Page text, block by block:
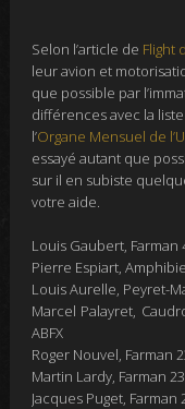
Selon l’article de Flight
leur avion et
que possible par
différences avec la
l’Organe Mensuel de
essayé autant que
sur il en subiste
votre aide.
Louis Gaubert, Farman
Pierre Espiart,
Louis Aurelle, Peyret-
Marcel Palayret,
ABFX
Roger Nouvel, Farman
Martin Lardy, Farman
Jacques Puget, Farman